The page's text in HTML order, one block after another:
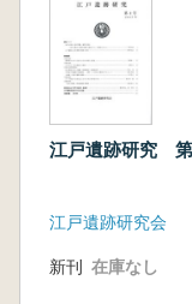
江戸遺跡研究
江戸遺跡研究会
新刊 在庫なし